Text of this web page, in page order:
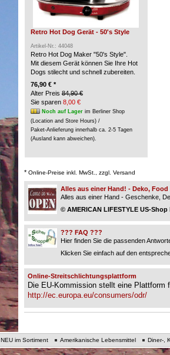
Retro Hot Dog Gerät - 50's Style
Artikel-Nr.: 44048
Retro Hot Dog Maker "50's Style".
Mit diesem Gerät können Sie Ihre Hot
Dogs stilecht und schnell zubereiten.
76,90 € *
Alter Preis 84,90 €
Sie sparen 8,00 €
Noch auf Lagerim Berliner Shop
(Location and Store Hours) /
Paket-Anlieferung innerhalb ca. 2-5 Tagen
(Ausland kann abweichen).
* Online-Preise inkl. MwSt., zzgl. Versand
Alles aus einer Hand! - Deko, Food
Alles aus einer Hand - Geschenke,
© AMERICAN LIFESTYLE US-Shop
??? FAQ ???
Hier finden Sie die passenden
Klicken Sie einfach auf den
Online-Streitschlichtungsplattform
Die EU-Kommission stellt eine
http://ec.europa.eu/consumers/odr/
NEU im Sortiment Amerikanische Lebensmittel Diner-,